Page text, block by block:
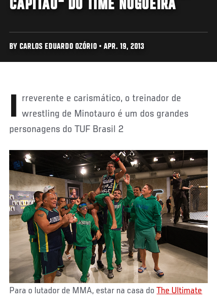
CAPITÃO" DO TIME NOGUEIRA
BY CARLOS EDUARDO OZÓRIO • APR. 19, 2013
Irreverente e carismático, o treinador de wrestling de Minotauro é um dos grandes
personagens do TUF Brasil 2
Para o lutador de MMA, estar na casa doThe Ultimate